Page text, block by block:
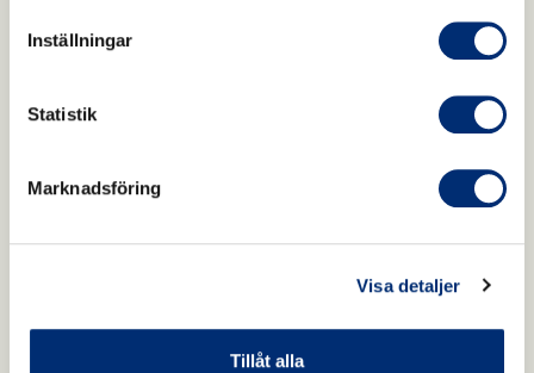
Inställningar
Statistik
Marknadsföring
Visa detaljer
Tillåt alla